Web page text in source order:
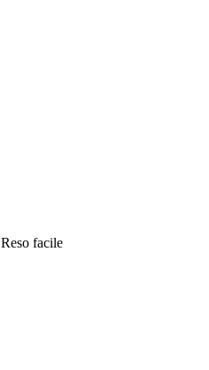
Reso facile